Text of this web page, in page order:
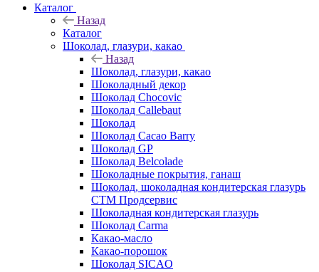
Каталог
Назад
Каталог
Шоколад, глазури, какао
Назад
Шоколад, глазури, какао
Шоколадный декор
Шоколад Chocovic
Шоколад Callebaut
Шоколад
Шоколад Cacao Barry
Шоколад GP
Шоколад Belcolade
Шоколадные покрытия, ганаш
Шоколад, шоколадная кондитерская глазурь
СТМ Продсервис
Шоколадная кондитерская глазурь
Шоколад Carma
Какао-масло
Какао-порошок
Шоколад SICAO